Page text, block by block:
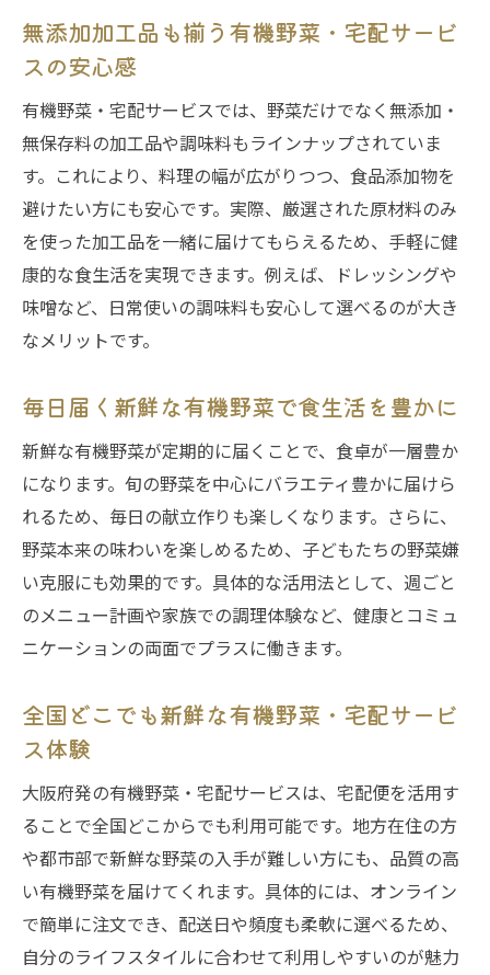
無添加食品にこだわる家庭におすすめの宅配便
活用法
有機野菜・宅配サービスで無添加生活を始
めるコツ
無添加調味料も届く宅配便の上手な使い方
とは
家族のための有機野菜・宅配サービス活用
アイデア
無添加・無保存料の加工品が選べる宅配便
多彩な有機野菜・宅配サービスで豊かな食
健康志向家庭に最適な宅配便の選び方と活
用ポイント
家族の笑顔を支える有機野菜・宅配サービスの
魅力
有機野菜・宅配サービスで家族の健康と笑
顔を守る
ビスで提供
ビス活用術
有機野菜の味を楽しむ宅配サービスの活用
例
宅配便で届く新鮮野菜が家族の食卓を彩る
理由
愛農野菜がもたらす家族の食事への安心感
無添加加工品も揃う有機野菜・宅配サービ
スの安心感
有機野菜・宅配サービスでは、野菜だけでなく無添加・
無保存料の加工品や調味料もラインナップされていま
す。これにより、料理の幅が広がりつつ、食品添加物を
避けたい方にも安心です。実際、厳選された原材料のみ
を使った加工品を一緒に届けてもらえるため、手軽に健
康的な食生活を実現できます。例えば、ドレッシングや
味噌など、日常使いの調味料も安心して選べるのが大き
なメリットです。
毎日届く新鮮な有機野菜で食生活を豊かに
新鮮な有機野菜が定期的に届くことで、食卓が一層豊か
になります。旬の野菜を中心にバラエティ豊かに届けら
れるため、毎日の献立作りも楽しくなります。さらに、
野菜本来の味わいを楽しめるため、子どもたちの野菜嫌
い克服にも効果的です。具体的な活用法として、週ごと
のメニュー計画や家族での調理体験など、健康とコミュ
ニケーションの両面でプラスに働きます。
全国どこでも新鮮な有機野菜・宅配サービ
ス体験
大阪府発の有機野菜・宅配サービスは、宅配便を活用す
ることで全国どこからでも利用可能です。地方在住の方
や都市部で新鮮な野菜の入手が難しい方にも、品質の高
い有機野菜を届けてくれます。具体的には、オンライン
で簡単に注文でき、配送日や頻度も柔軟に選べるため、
自分のライフスタイルに合わせて利用しやすいのが魅力